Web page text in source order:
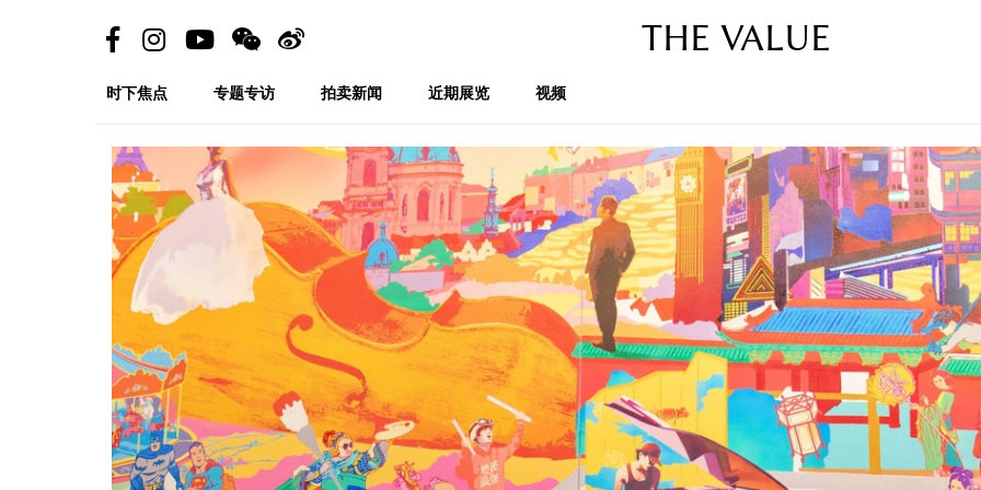
THE VALUE
时下焦点 专题专访 拍卖新闻 近期展览 视频